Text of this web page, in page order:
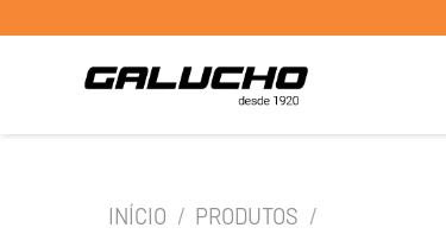
INÍCIO / PRODUTOS /